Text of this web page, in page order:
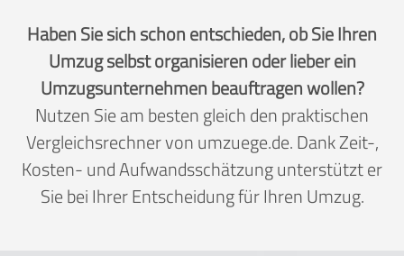
Haben Sie sich schon entschieden, ob Sie Ihren
Umzug selbst organisieren oder lieber ein
Umzugsunternehmen beauftragen wollen?
Nutzen Sie am besten gleich den praktischen
Vergleichsrechner von umzuege.de. Dank Zeit-,
Kosten- und Aufwandsschätzung unterstützt er
Sie bei Ihrer Entscheidung für Ihren Umzug.